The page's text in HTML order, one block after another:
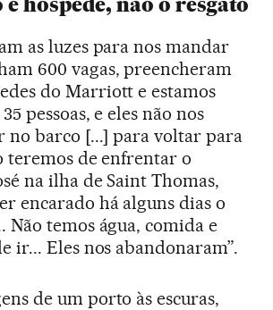
é hóspede, não o resgato
as luzes para nos mandar
600 vagas, preencheram
do Marriott e estamos
pessoas, e eles não nos
no barco [...] para voltar para
teremos de enfrentar o
na ilha de Saint Thomas,
encarado há alguns dias o
Não temos água, comida e
ir... Eles nos abandonaram”.
de um porto às escuras,